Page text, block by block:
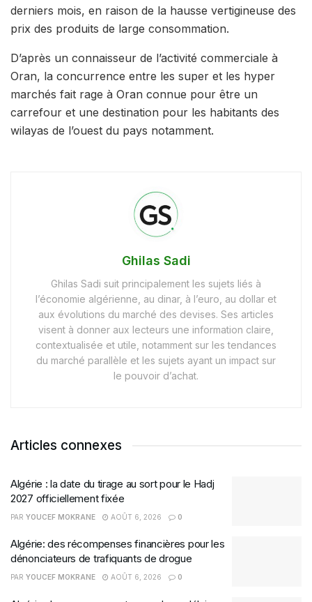
derniers mois, en raison de la hausse vertigineuse des
prix des produits de large consommation.
D’après un connaisseur de l’activité commerciale à
Oran, la concurrence entre les super et les hyper
marchés fait rage à Oran connue pour être un
carrefour et une destination pour les habitants des
wilayas de l’ouest du pays notamment.
Ghilas Sadi
Ghilas Sadi suit principalement les sujets liés à
l’économie algérienne, au dinar, à l’euro, au dollar et
aux évolutions du marché des devises. Ses articles
visent à donner aux lecteurs une information claire,
contextualisée et utile, notamment sur les tendances
du marché parallèle et les sujets ayant un impact sur
le pouvoir d’achat.
Articles connexes
Algérie : la date du tirage au sort pour le Hadj
2027 officiellement fixée
PAR YOUCEF MOKRANE AOÛT 6, 2026 0
Algérie: des récompenses financières pour les
dénonciateurs de trafiquants de drogue
PAR YOUCEF MOKRANE AOÛT 6, 2026 0